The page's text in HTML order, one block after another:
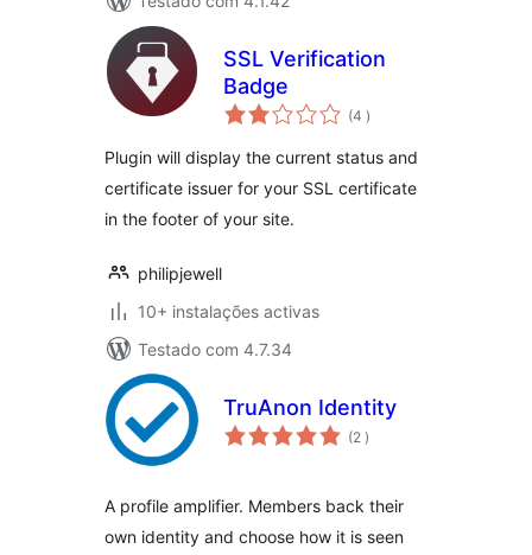
SSL Verification
Badge
(4 classificações
)
Plugin will display the current status and
certificate issuer for your SSL certificate
in the footer of your site.
philipjewell
10+ instalações activas
Testado com 4.7.34
TruAnon Identity
(2 classificações
)
A profile amplifier. Members back their
own identity and choose how it is seen